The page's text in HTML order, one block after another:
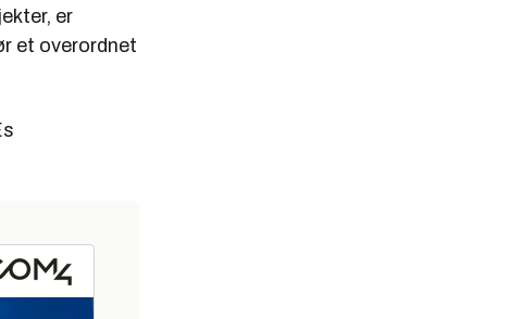
er
et overordnet